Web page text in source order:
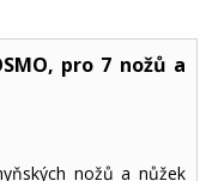
pro 7 nožů a
nožů a nůžek